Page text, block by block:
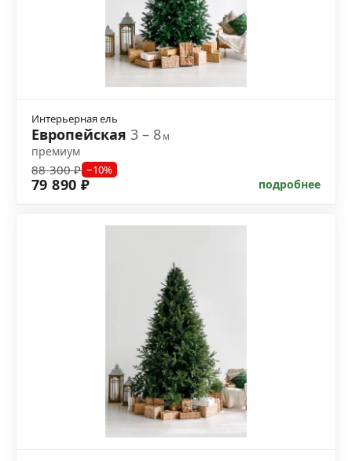
Интерьерная ель
Европейская 3 – 8м
премиум
88 300 ₽ −10%
79 890 ₽ подробнее